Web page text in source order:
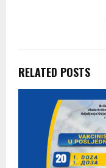
RELATED POSTS